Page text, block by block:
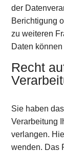
der
Berichtigung
zu weiteren
Daten
Recht
Sie haben
Verarbeitung
verlangen.
wenden. Das